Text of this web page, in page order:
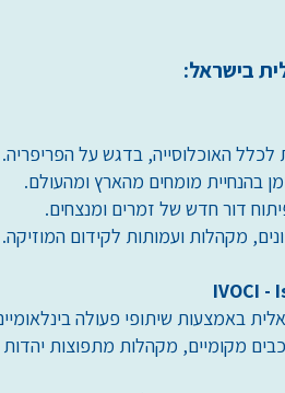
בישראל:
לכלל האוכלוסייה, בדגש על הפריפריה.
בהנחיית מומחים מהארץ ומהעולם.
דור חדש של זמרים ומנצחים.
מקהלות ועמותות לקידום המוזיקה.
באמצעות שיתופי פעולה
מקומיים, מקהלות מתפוצות יהדות